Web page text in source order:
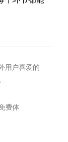
用户喜爱的
费体